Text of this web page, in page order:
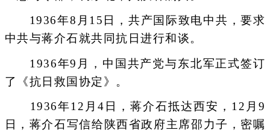
1936年8月15日，共产国际致电中共，要求
中共与蒋介石就共同抗日进行和谈。
1936年9月，中国共产党与东北军正式签订
了《抗日救国协定》。
1936年12月4日，蒋介石抵达西安，12月9
日，蒋介石写信给陕西省政府主席邵力子，密嘱